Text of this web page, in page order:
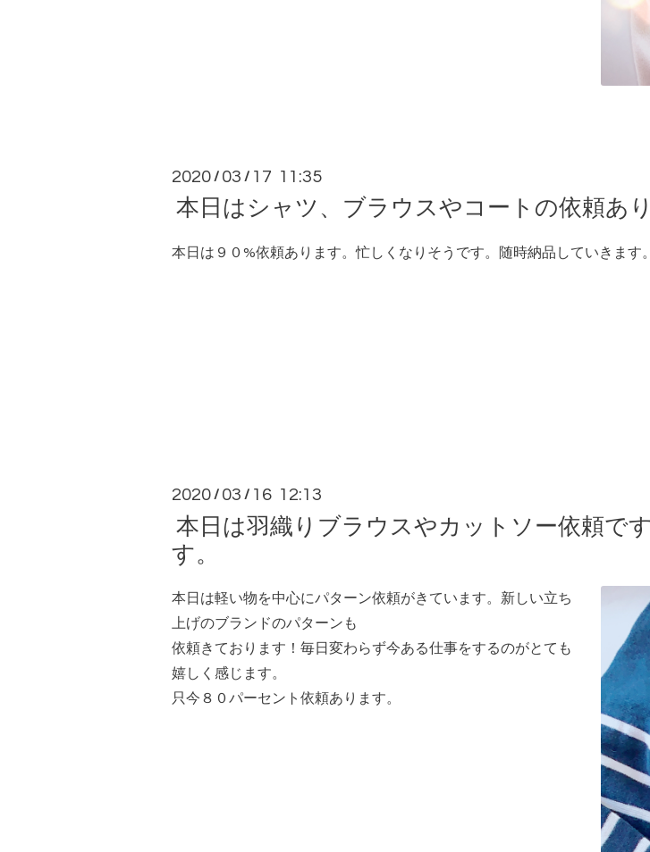
2020 / 03 / 17 11:35
本日はシャツ、ブラウスやコートの依頼あり
本日は９０%依頼あります。忙しくなりそうです。随時納品していきます。
2020 / 03 / 16 12:13
本日は羽織りブラウスやカットソー依頼で
す。
本日は軽い物を中心にパターン依頼がきています。新しい立ち
上げのブランドのパターンも
依頼きております！毎日変わらず今ある仕事をするのがとても
嬉しく感じます。
只今８０パーセント依頼あります。